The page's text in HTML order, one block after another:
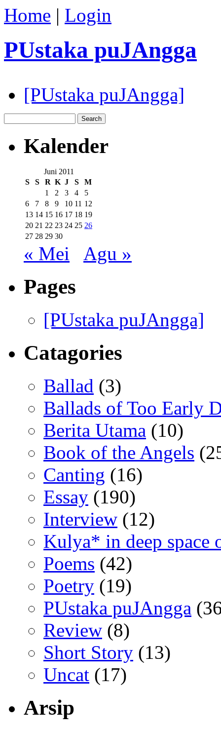
Home | Login
PUstaka puJAngga
[PUstaka puJAngga]
Kalender
Juni 2011
S
S R K J S
M
1
2 3 4
5
6
7 8 9 10 11 12
13 14 15 16 17 18 19
20 21 22 23 24 25 26
27 28 29 30
« Mei Agu »
Pages
[PUstaka puJAngga]
Catagories
Ballad (3)
Ballads of Too Early
Berita Utama (10)
Book of the Angels
Canting (16)
Essay (190)
Interview (12)
Kulya* in deep space
Poems (42)
Poetry (19)
PUstaka puJAngga
Review (8)
Short Story (13)
Uncat (17)
Arsip